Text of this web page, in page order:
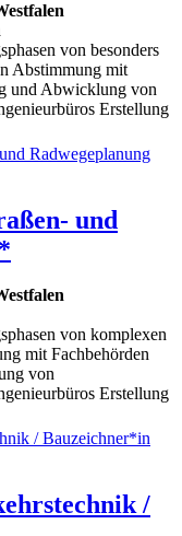
von besonders
Abstimmung mit
und Abwicklung von
Erstellung
und
von komplexen
mit Fachbehörden
von
Erstellung
/